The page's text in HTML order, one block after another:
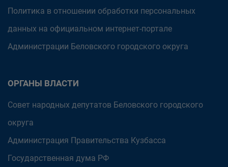
Политика в отношении обработки персональных
данных на официальном интернет-портале
Администрации Беловского городского округа
ОРГАНЫ ВЛАСТИ
Совет народных депутатов Беловского городского
округа
Администрация Правительства Кузбасса
Государственная дума РФ